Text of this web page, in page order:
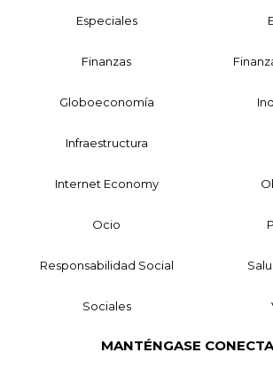
Especiales
Finanzas
Globoeconomía
Infraestructura
Internet Economy
Ocio
Responsabilidad Social
Sociales
MANTÉNGASE